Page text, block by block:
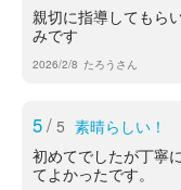
親切に指導してもら
みです
2026/2/8 たろうさん
5/ 5 素晴らしい！
初めてでしたが丁寧
てよかったです。